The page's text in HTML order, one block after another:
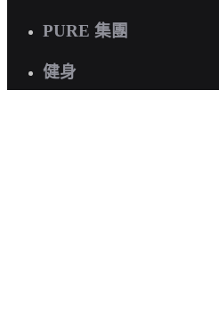
PURE 集團
健身